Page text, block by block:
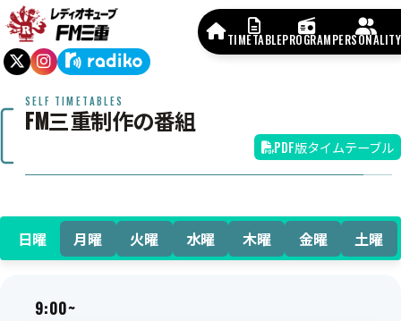
TIMETABLEPROGRAMPERSONALITY
SELF TIMETABLES
FM三重制作の番組
PDF版タイムテーブル
日曜 月曜 火曜 水曜 木曜 金曜 土曜
9:00~